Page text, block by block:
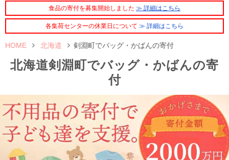
食品の寄付を募集開始しました ≫ 詳細はこちら
各集荷センターの休業日について ≫ 詳細はこちら
HOME 北海道 剣淵町でバッグ・かばんの寄付
北海道剣淵町でバッグ・かばんの寄
付